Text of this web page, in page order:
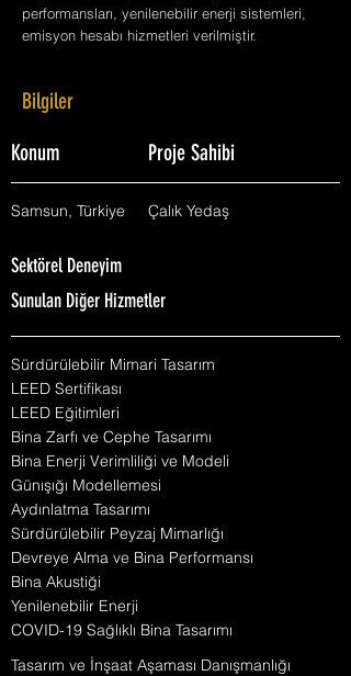
performansları, yenilenebilir enerji sistemleri,
emisyon hesabı hizmetleri verilmiştir.
Bilgiler
Konum Proje Sahibi
Samsun, Türkiye Çalık Yedaş
Sektörel Deneyim
Sunulan Diğer Hizmetler
Sürdürülebilir Mimari Tasarım
LEED Sertifikası
LEED Eğitimleri
Bina Zarfı ve Cephe Tasarımı
Bina Enerji Verimliliği ve Modeli
Günışığı Modellemesi
Aydınlatma Tasarımı
Sürdürülebilir Peyzaj Mimarlığı
Devreye Alma ve Bina Performansı
Bina Akustiği
Yenilenebilir Enerji
COVID-19 Sağlıklı Bina Tasarımı
Tasarım ve İnşaat Aşaması Danışmanlığı